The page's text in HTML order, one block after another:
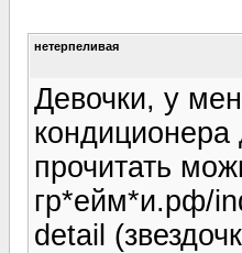
нетерпеливая
Девочки, у
прочитать
гр*ейм*и.рф/
detail